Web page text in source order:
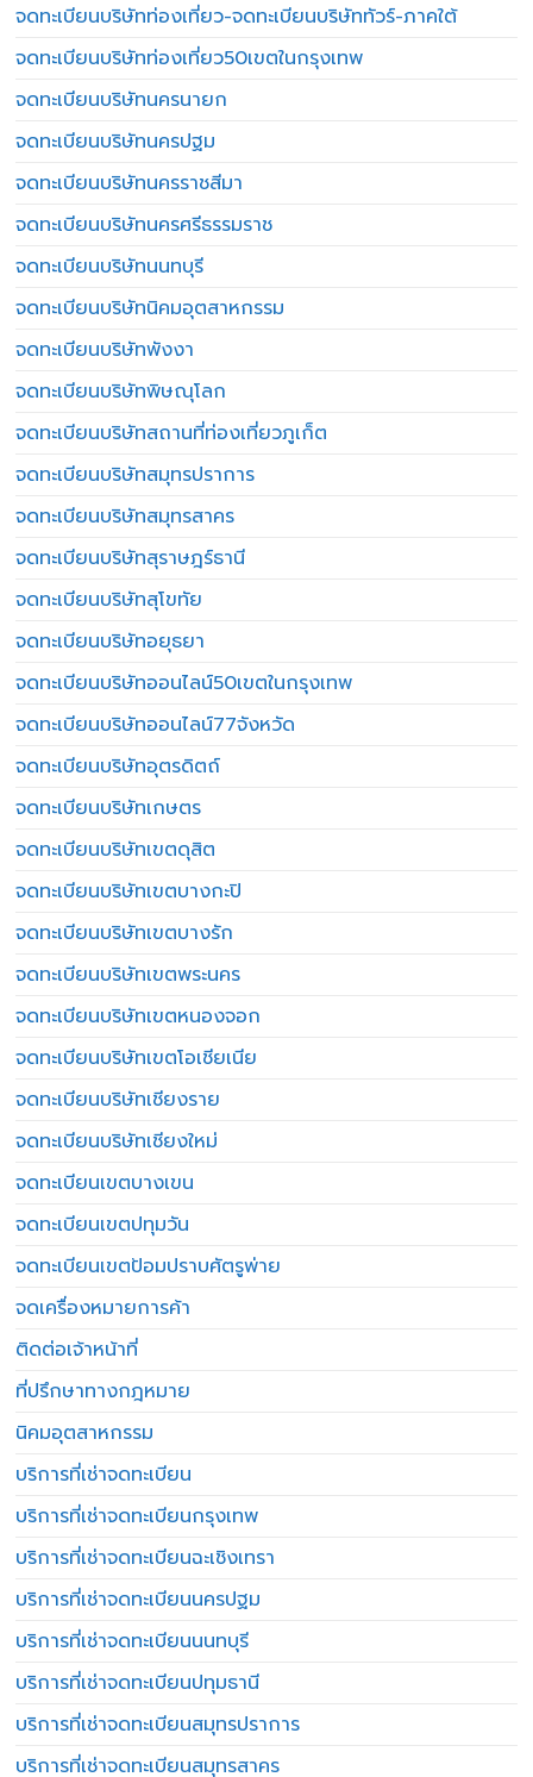
จดทะเบียนบริษัทท่องเที่ยว-จดทะเบียนบริษัททัวร์-ภาคใต้
จดทะเบียนบริษัทท่องเที่ยว50เขตในกรุงเทพ
จดทะเบียนบริษัทนครนายก
จดทะเบียนบริษัทนครปฐม
จดทะเบียนบริษัทนครราชสีมา
จดทะเบียนบริษัทนครศรีธรรมราช
จดทะเบียนบริษัทนนทบุรี
จดทะเบียนบริษัทนิคมอุตสาหกรรม
จดทะเบียนบริษัทพังงา
จดทะเบียนบริษัทพิษณุโลก
จดทะเบียนบริษัทสถานที่ท่องเที่ยวภูเก็ต
จดทะเบียนบริษัทสมุทรปราการ
จดทะเบียนบริษัทสมุทรสาคร
จดทะเบียนบริษัทสุราษฎร์ธานี
จดทะเบียนบริษัทสุโขทัย
จดทะเบียนบริษัทอยุธยา
จดทะเบียนบริษัทออนไลน์50เขตในกรุงเทพ
จดทะเบียนบริษัทออนไลน์77จังหวัด
จดทะเบียนบริษัทอุตรดิตถ์
จดทะเบียนบริษัทเกษตร
จดทะเบียนบริษัทเขตดุสิต
จดทะเบียนบริษัทเขตบางกะปิ
จดทะเบียนบริษัทเขตบางรัก
จดทะเบียนบริษัทเขตพระนคร
จดทะเบียนบริษัทเขตหนองจอก
จดทะเบียนบริษัทเขตโอเชียเนีย
จดทะเบียนบริษัทเชียงราย
จดทะเบียนบริษัทเชียงใหม่
จดทะเบียนเขตบางเขน
จดทะเบียนเขตปทุมวัน
จดทะเบียนเขตป้อมปราบศัตรูพ่าย
จดเครื่องหมายการค้า
ติดต่อเจ้าหน้าที่
ที่ปรึกษาทางกฎหมาย
นิคมอุตสาหกรรม
บริการที่เช่าจดทะเบียน
บริการที่เช่าจดทะเบียนกรุงเทพ
บริการที่เช่าจดทะเบียนฉะเชิงเทรา
บริการที่เช่าจดทะเบียนนครปฐม
บริการที่เช่าจดทะเบียนนนทบุรี
บริการที่เช่าจดทะเบียนปทุมธานี
บริการที่เช่าจดทะเบียนสมุทรปราการ
บริการที่เช่าจดทะเบียนสมุทรสาคร